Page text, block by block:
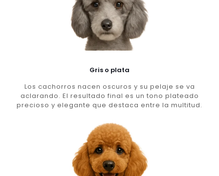
Gris o plata
Los cachorros nacen oscuros y su pelaje se va
aclarando. El resultado final es un tono plateado
precioso y elegante que destaca entre la multitud.